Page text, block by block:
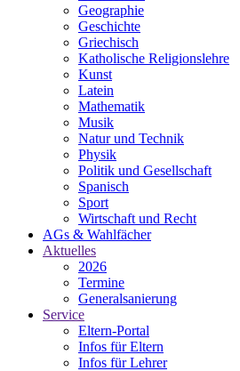
Geographie
Geschichte
Griechisch
Katholische Religionslehre
Kunst
Latein
Mathematik
Musik
Natur und Technik
Physik
Politik und Gesellschaft
Spanisch
Sport
Wirtschaft und Recht
AGs & Wahlfächer
Aktuelles
2026
Termine
Generalsanierung
Service
Eltern-Portal
Infos für Eltern
Infos für Lehrer